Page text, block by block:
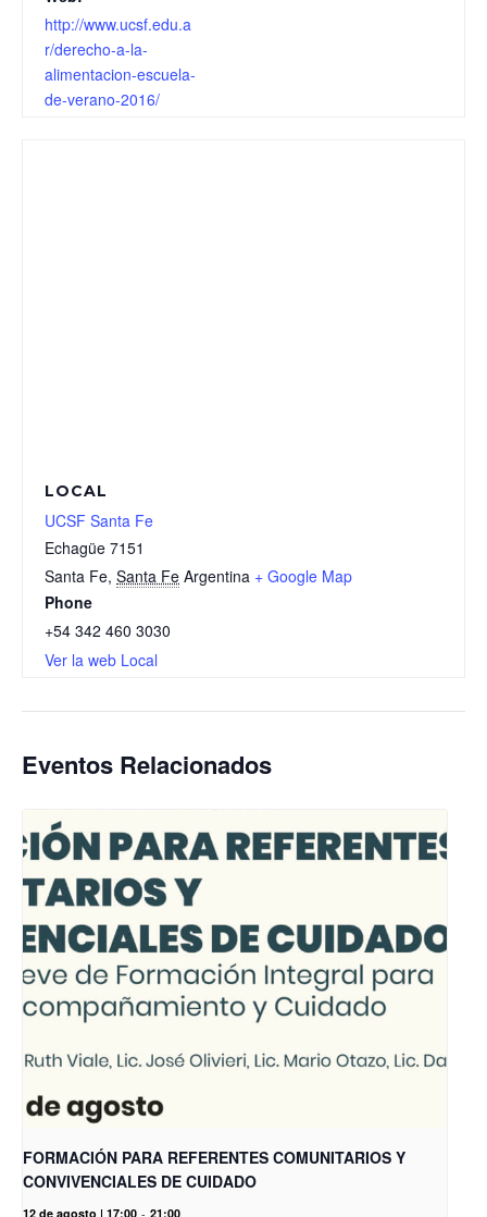
http://www.ucsf.edu.a
r/derecho-a-la-
alimentacion-escuela-
de-verano-2016/
LOCAL
UCSF Santa Fe
Echagüe 7151
Santa Fe, Santa Fe Argentina + Google Map
Phone
+54 342 460 3030
Ver la web Local
Eventos Relacionados
FORMACIÓN PARA REFERENTES COMUNITARIOS Y
CONVIVENCIALES DE CUIDADO
12 de agosto | 17:00 - 21:00